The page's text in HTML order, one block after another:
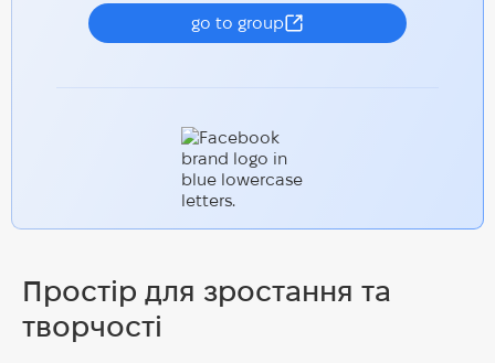
go to group
Простір для зростання та
творчості